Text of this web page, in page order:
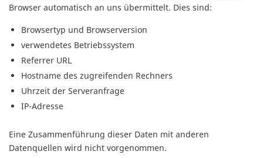
Browser automatisch an uns übermittelt. Dies sind:
Browsertyp und Browserversion
verwendetes Betriebssystem
Referrer URL
Hostname des zugreifenden Rechners
Uhrzeit der Serveranfrage
IP-Adresse
Eine Zusammenführung dieser Daten mit anderen
Datenquellen wird nicht vorgenommen.